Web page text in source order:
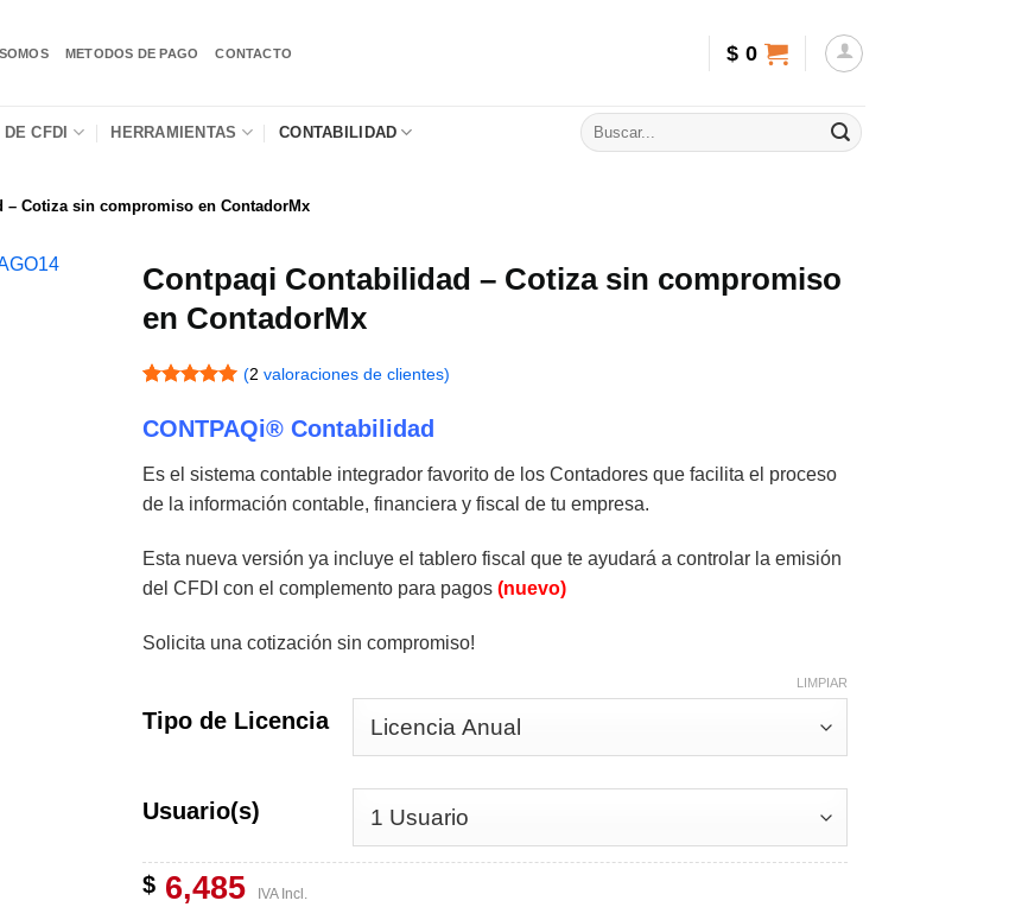
METODOS DE PAGO CONTACTO $ 0
CFDI HERRAMIENTAS CONTABILIDAD
– Cotiza sin compromiso en ContadorMx
Contpaqi Contabilidad – Cotiza sin compromiso
en ContadorMx
con5de 5
en base a
de un
cliente
(2 valoraciones de clientes)
CONTPAQi® Contabilidad
Es el sistema contable integrador favorito de los Contadores que facilita el proceso
de la información contable, financiera y fiscal de tu empresa.
Esta nueva versión ya incluye el tablero fiscal que te ayudará a controlar la emisión
del CFDI con el complemento para pagos (nuevo)
Solicita una cotización sin compromiso!
Tipo de Licencia
Usuario(s)
LIMPIAR
$6,485 IVA Incl.